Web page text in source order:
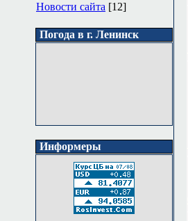
Новости сайта [12]
Погода в г. Ленинск
Информеры